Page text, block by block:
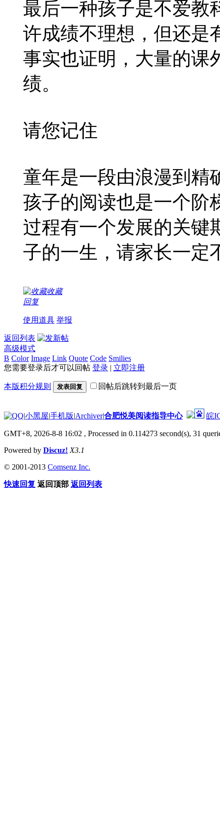
最后一种孩子是不爱教
许成绩不理想，但还是
事实也证明，大量的课
绩。
请您记住
童年是一段由浪漫到精
孩子的阅读也是一个阶
过程有一个发展的关键
子的一生，请家长一定
收藏
回复
使用道具 举报
返回列表
高级模式
B Color Image Link Quote Code Smilies
您需要登录后才可以回帖 登录 | 立即注册
本版积分规则 发表回复 回帖后跳转到最后一页
|小黑屋|手机版|Archiver|合肥悦美阅读指导中心 皖
GMT+8, 2026-8-8 16:02 , Processed in 0.114273 second(s), 31
Powered by Discuz! X3.1
© 2001-2013 Comsenz Inc.
快速回复 返回顶部 返回列表